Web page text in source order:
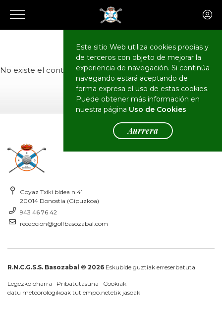
Este sitio Web utiliza cookies propias y
de terceros con objeto de mejorar la
experiencia de navegación. Si continúa
navegando estará aceptando de
forma expresa el uso de estas cookies.
Puede obtener más información en
nuestra página Uso de Cookies
Aurrera
El Club Actualidad
No existe el contenido o no tiene permisos de acceso.
Goyaz Txiki bidea n.41
20014 Donostia (Gipuzkoa)
943 46 76 42
recepcion@golfbasozabal.com
R.N.C.G.S.S. Basozabal © 2026 Eskubide guztiak erreserbatuta
Legezko oharra · Pribatutasuna · Cookiak
datu meteorologikoak tutiempo.netetik jasoak